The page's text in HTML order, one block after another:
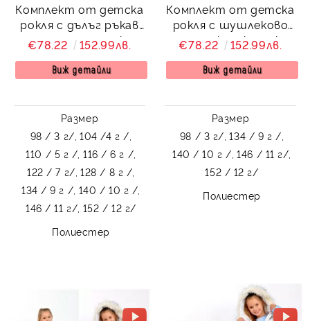
Комплект от детска
рокля с дълъг ръкав
със зимно детско
палто с качулка и
снежна картинка
€78.22 152.99лв.
Виж детайли
Размер
98 / 3 г/, 104 /4 г /,
110 / 5 г /, 116 / 6 г /,
122 / 7 г/, 128 / 8 г /,
134 / 9 г /, 140 / 10 г /,
146 / 11 г/, 152 / 12 г/
Полиестер
Комплект от детска
рокля с шушлеково
зимно яке с качулка
със снежна картинка
Снежана
€78.22 152.99лв.
Виж детайли
Размер
98 / 3 г/, 134 / 9 г /,
140 / 10 г /, 146 / 11 г/,
152 / 12 г/
Полиестер